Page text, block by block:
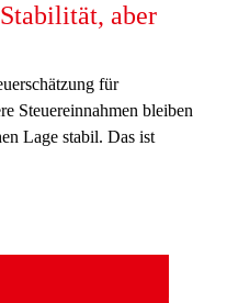
aber
für
Steuereinnahmen bleiben
Lage stabil. Das ist